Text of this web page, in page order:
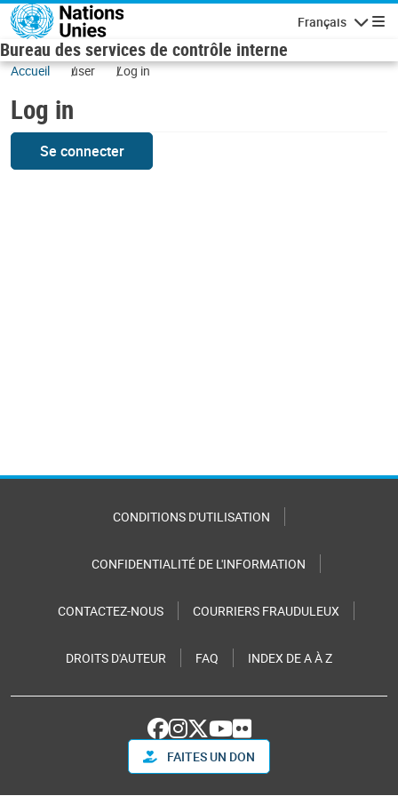
Skip to main content
Français
Bureau des services de contrôle interne
Accueil user Log in
Log in
Se connecter
CONDITIONS D'UTILISATION
CONFIDENTIALITÉ DE L'INFORMATION
CONTACTEZ-NOUS COURRIERS FRAUDULEUX
DROITS D'AUTEUR FAQ INDEX DE A À Z
FAITES UN DON